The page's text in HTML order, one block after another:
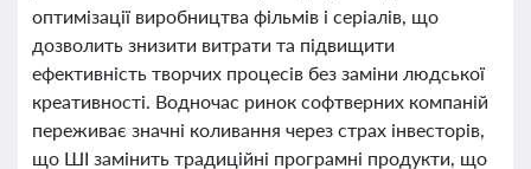
оптимізації виробництва фільмів і серіалів, що
дозволить знизити витрати та підвищити
ефективність творчих процесів без заміни людської
креативності. Водночас ринок софтверних компаній
переживає значні коливання через страх інвесторів,
що ШІ замінить традиційні програмні продукти, що